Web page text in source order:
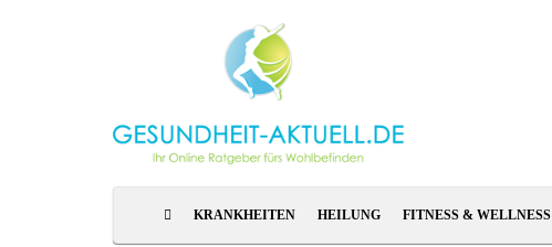
KRANKHEITEN HEILUNG FITNESS & WELLNESS